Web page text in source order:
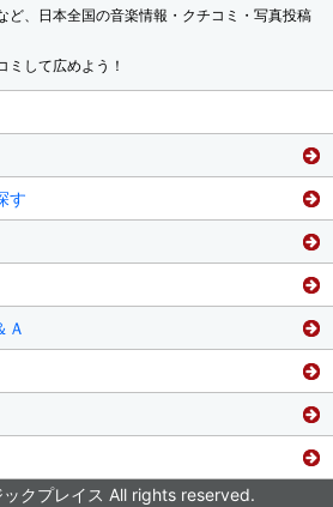
ど、日本全国の音楽情報・クチコミ・写真投稿
ミして広めよう！
す
Ａ
クプレイス All rights reserved.